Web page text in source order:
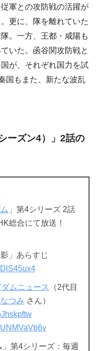
軍との攻防戦の活躍が
更に、隊を離れていた
。一方、王都・咸陽も
いた。函谷関攻防戦と
が、それぞれ国力を試
国もまた、新たな波乱
ーズン4）」2話の
」第4シリーズ 2話
総合にて放送！
」あらすじ
ムニュース
（2代目
つみ さん）
第4シリーズ：毎週